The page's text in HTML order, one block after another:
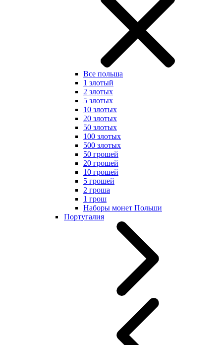
Все польша
1 злотый
2 злотых
5 злотых
10 злотых
20 злотых
50 злотых
100 злотых
500 злотых
50 грошей
20 грошей
10 грошей
5 грошей
2 гроша
1 грош
Наборы монет Польши
Португалия